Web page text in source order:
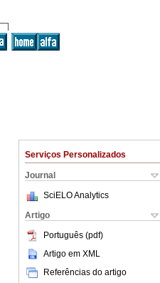
Serviços Personalizados
Journal
SciELO Analytics
Artigo
Português (pdf)
Artigo em XML
Referências do artigo